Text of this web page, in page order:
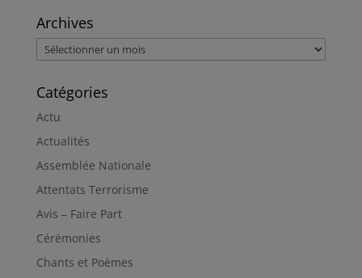
Archives
Archives
Catégories
Actu
Actualités
Assemblée Nationale
Attentats Terrorisme
Avis – Faire Part
Cérémonies
Chants et Poèmes